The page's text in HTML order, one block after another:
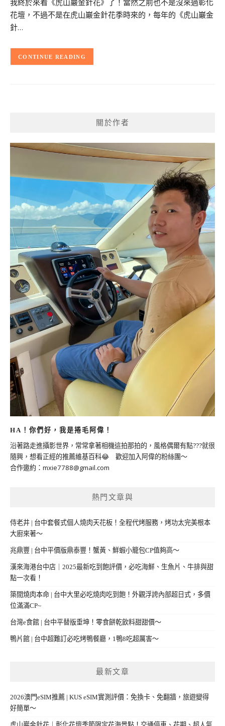
花壇，不過不是在虎山巖金針花季時來的，每年的《虎山巖金
針…
CONTINUE READING
關於作者
HA！你們好，我是捲毛阿偉！
沿著路走進攝影世界，常常拿著相機這拍那拍的，風格偶爾有點???就很
隨興，想看正經的推薦維基百科😂 歡迎加入阿偉的粉絲團～
合作邀約： mxie7788@gmail.com
熱門文章與
侍老井 | 台中套餐式個人燒肉天花板！全程代烤服務，烤功太完美根本
大廚來著～
兆鼎豐 | 台中平價版鼎泰豐！蟹黃、鮮蝦小籠包CP值夠高～
漢來海港台中店｜2025最新吃到飽評價，必吃海鮮、生魚片、牛排與甜
點一次看！
築間燒肉本命 | 台中大里必吃燒肉吃到飽！外觀浮誇內部超日式，多價
位滿滿CP~
台灣e食館 | 台中平替版垂坤！零食餅乾飲料甜甜價～
鴨片館 | 台中超難訂必吃烤鴨餐廳，1鴨8吃超厲害～
最新文章
2026澳門eSIM推薦 | KUS eSIM實測評價：免換卡、免翻牆，旅遊變得
好簡單～